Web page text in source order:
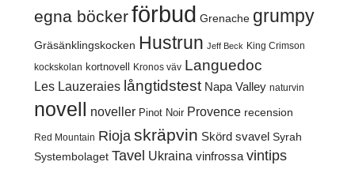
egna böckerförbud Grenache grumpy
Gräsänklingskocken Hustrun Jeff Beck King Crimson
kockskolan kortnovell Kronos väv Languedoc
Les Lauzeraies långtidstest Napa Valley naturvin
novell noveller Pinot Noir Provence recension
Red Mountain Rioja skräpvin Skörd svavel Syrah
Systembolaget Tavel Ukraina vinfrossa vintips